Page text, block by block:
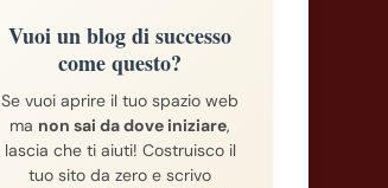
Vuoi un blog di successo
come questo?
Se vuoi aprire il tuo spazio web
ma non sai da dove iniziare,
lascia che ti aiuti! Costruisco il
tuo sito da zero e scrivo